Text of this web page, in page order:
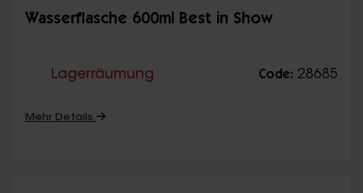
Wasserflasche 600ml Best in Show
Lagerräumung Code: 28685
Mehr Details